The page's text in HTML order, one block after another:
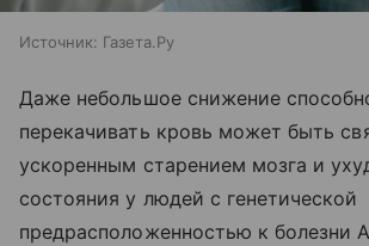
Источник: Газета.Ру
Даже небольшое снижение
перекачивать кровь может быть
ускоренным старением мозга и
состояния у людей с генетической
предрасположенностью к болезни